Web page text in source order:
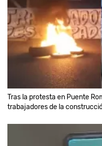
Tras la protesta en Puente
trabajadores de la